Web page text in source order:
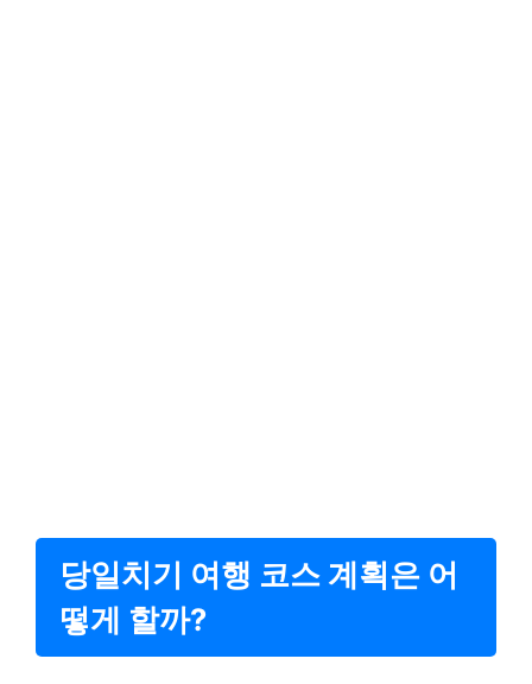
당일치기 여행 코스 계획은 어
떻게 할까?